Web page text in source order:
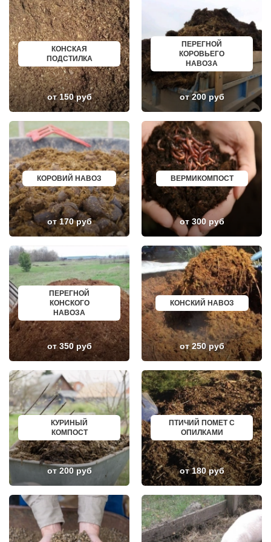
КИЕВСКИЙ
КЛИМОВСК
КЛИН
КЛЯЗЬМА
КНУТОВО
КОЖИНО
КОКОШКИНО
КОЛЮБАКИНО
КОММУНАРКА
КОНСТАНТИНОВО
КОРЕНЕВО
КОРОЛЕВ
КОСИНО
КОТЕЛЬНИКИ
КРАСКОВО
КРАСНАЯ ПАХРА
КРАСНОАРМЕЙСК
КРАСНОГОРСК
КРАСНОЗАВОДСК
КРАСНОЗНАМЕНСК
КРАТОВО
КРЮКОВО
КУБИНКА
КУПАВНА
ЛЕСНОЙ
ЛЕТОВО
ЛИКИНО-ДУЛЕВО
ЛОБАНОВО
ЛОБНЯ
ЛОПАТИНСКИЙ
ЛОСИНО-ПЕТРОВСКИЙ
ЛОТОШИНО
ЛУКИНО
ЛУНЕВО
ЛУХОВИЦЫ
ЛЫТКАРИНО
ЛЮБЕРЦЫ
ЛЮБУЧАНЫ
МАЛАХОВКА
МАЛИНО
МАМЫРИ
МЕНДЕЛЕЕВО
МЕШКОВО
МЕЩЕРИНО
МИХНЕВО
МИШЕРОНСКИЙ
МОЖАЙСК
МОЛОКОВО
МОНИНО
МОСКОВСКИЙ
МУХАНОВО
МЫТИЩИ
НОВОКУЙБЫШЕВСК
МИНЕРАЛЬНЫЕ ВОДЫ
ЕЛЕЦ
КИСЛОВОДСК
КРОПОТКИН
УСОЛЬЕ
НИЖНЕВАРТОВСК
КОРЕНОВСК
ПИОНЕРСКИЙ
КИРИШИ
САРОВ
ЧАПАЕВСК
АЛЕКСИН
БЕЛОРЕЧЕНСК
БОЛЬШОЙ КАМЕНЬ
КИРЖАЧ
ПРИОЗЕРСК
САЛЬСК
ТОБОЛЬСК
ВОТКИНСК
КИЗЛЯР
БЕРДСК
ВОЛХОВ
САЛАВАТ
СОСНОВЫЙ БОР
РЕВДА
ГАГАРИН
ПОЧИНОК
ГУСЕВ
КАНАШ
КУРГАНИНСК
ЩЕКИНО
ДИМИТРОВГРАД
СИМ
МАРИИНСК
МИНУСИНСК
ВЕРХНЯЯ ПЫШМА
РОССОШЬ
УСТЬ ЛАБИНСК
КОМСОМОЛЬСК
РЖЕВ
АЛЕКСЕЕВКА
ВЯЗЬМА
ИШИМ
ПОКРОВ
ЗЕЛЕНОДОЛЬСК
БОБРОВ
ЛИСКИ
КУЗНЕЦК
БАЛАШОВ
ВЫШНИЙ ВОЛОЧЕК
КОНСКАЯ
ПОДСТИЛКА
от 150 руб
ПЕРЕГНОЙ
КОРОВЬЕГО
НАВОЗА
от 200 руб
КОРОВИЙ НАВОЗ
от 170 руб
ВЕРМИКОМПОСТ
от 300 руб
ПЕРЕГНОЙ
КОНСКОГО
НАВОЗА
от 350 руб
КОНСКИЙ НАВОЗ
от 250 руб
КУРИНЫЙ
КОМПОСТ
от 200 руб
ПТИЧИЙ ПОМЕТ С
ОПИЛКАМИ
от 180 руб